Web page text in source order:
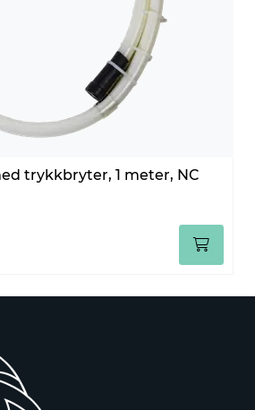
trykkbryter, 1 meter, NC